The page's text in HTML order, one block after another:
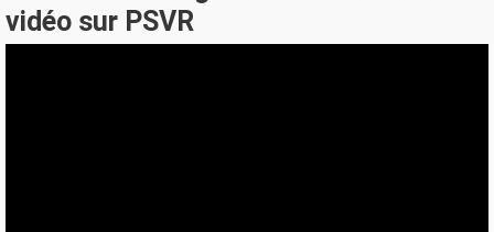
vidéo sur PSVR